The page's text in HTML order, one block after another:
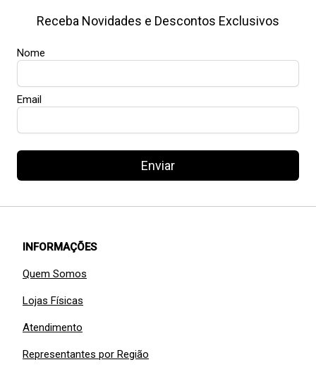
Receba Novidades e Descontos Exclusivos
Nome
Email
Enviar
INFORMAÇÕES
Quem Somos
Lojas Físicas
Atendimento
Representantes por Região